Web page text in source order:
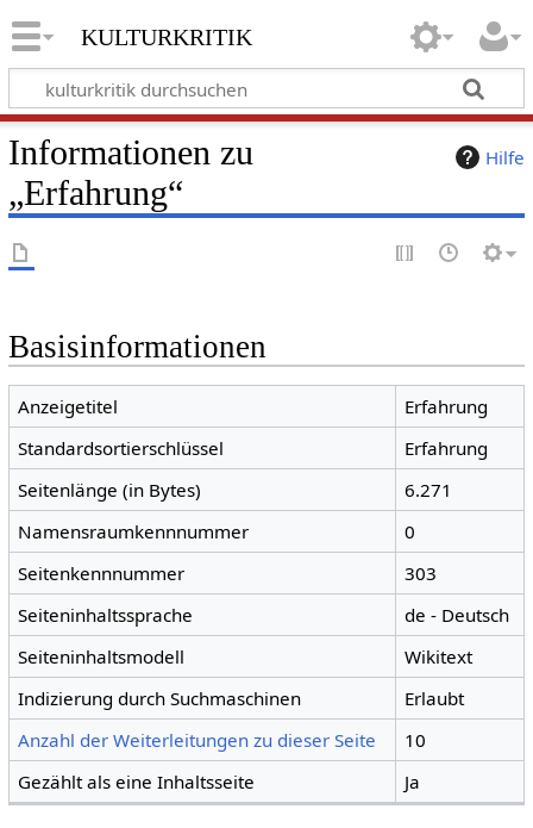
kulturkritik
Hilfe
Informationen zu
„Erfahrung“
Basisinformationen
Anzeigetitel
Erfahrung
Standardsortierschlüssel
Erfahrung
Seitenlänge (in Bytes)
6.271
Namensraumkennnummer
0
Seitenkennnummer
303
Seiteninhaltssprache
de - Deutsch
Seiteninhaltsmodell
Wikitext
Indizierung durch Suchmaschinen
Erlaubt
Anzahl der Weiterleitungen zu dieser Seite
10
Gezählt als eine Inhaltsseite
Ja